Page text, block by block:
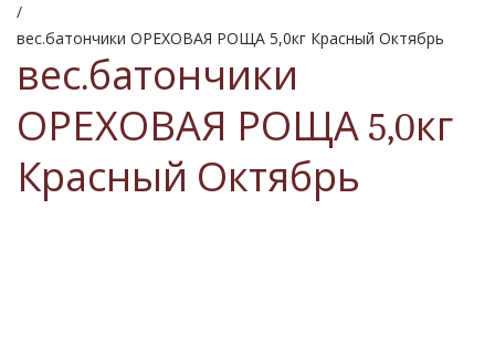
/
вес.батончики ОРЕХОВАЯ РОЩА 5,0кг Красный Октябрь
вес.батончики
ОРЕХОВАЯ РОЩА 5,0кг
Красный Октябрь